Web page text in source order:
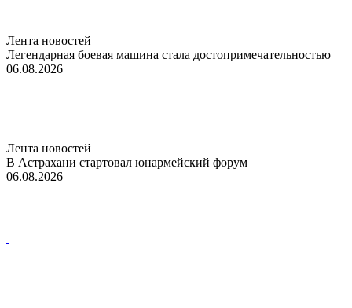
Лента новостей
Легендарная боевая машина стала достопримечательностью
06.08.2026
Лента новостей
В Астрахани стартовал юнармейский форум
06.08.2026